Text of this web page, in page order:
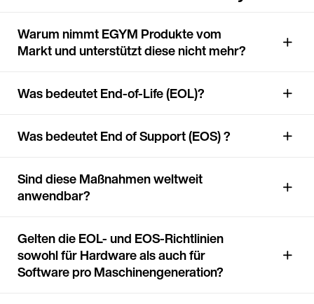
Warum nimmt EGYM Produkte vom
Markt und unterstützt diese nicht mehr?
Was bedeutet End-of-Life (EOL)?
Was bedeutet End of Support (EOS) ?
Sind diese Maßnahmen weltweit
anwendbar?
Gelten die EOL- und EOS-Richtlinien
sowohl für Hardware als auch für
Software pro Maschinengeneration?